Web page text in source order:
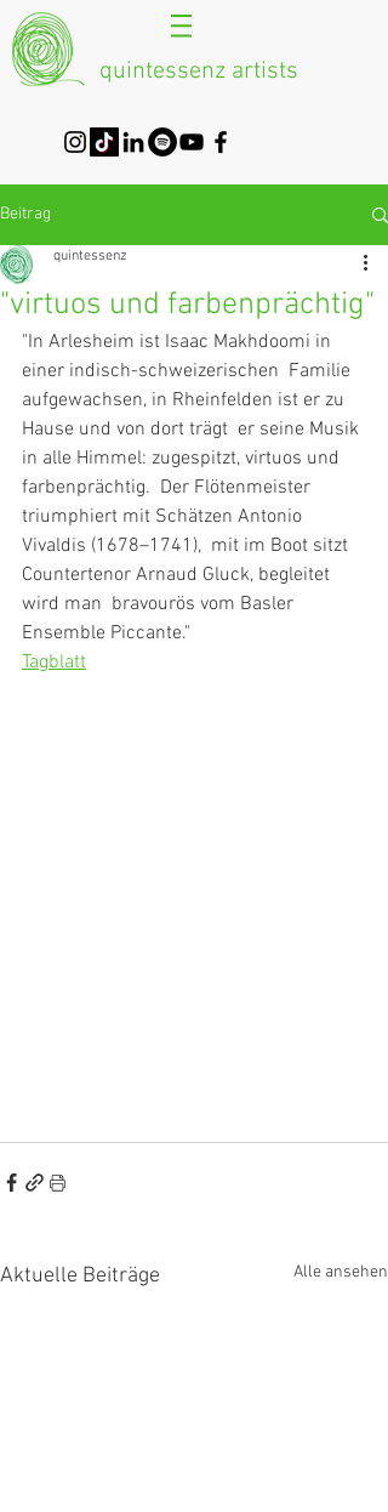
quintessenz artists
Beitrag
"virtuos und farbenprächtig"
quintessenz
"In Arlesheim ist Isaac Makhdoomi in
einer indisch-schweizerischen  Familie
aufgewachsen, in Rheinfelden ist er zu
Hause und von dort trägt  er seine Musik
in alle Himmel: zugespitzt, virtuos und
farbenprächtig.  Der Flötenmeister
triumphiert mit Schätzen Antonio
Vivaldis (1678–1741),  mit im Boot sitzt
Countertenor Arnaud Gluck, begleitet
wird man  bravourös vom Basler
Ensemble Piccante."
Tagblatt
Aktuelle Beiträge Alle ansehen